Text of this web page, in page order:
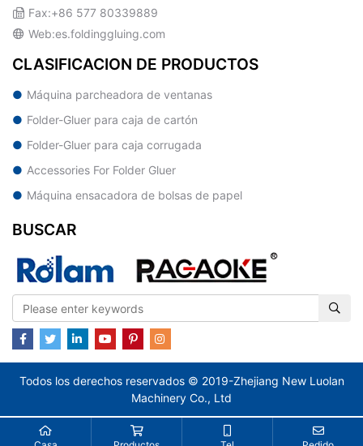
Fax:+86 577 80339889
Web:es.foldinggluing.com
CLASIFICACION DE PRODUCTOS
Máquina parcheadora de ventanas
Folder-Gluer para caja de cartón
Folder-Gluer para caja corrugada
Accessories For Folder Gluer
Máquina ensacadora de bolsas de papel
BUSCAR
Todos los derechos reservados © 2019-Zhejiang New Luolan
Machinery Co., Ltd